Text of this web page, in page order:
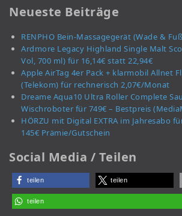
Neueste Beiträge
RENPHO Bein-Massagegerät (Wade &
Ardmore Legacy Highland Single Malt
Vol, 700 ml) für 16,14€ statt 22,94€
Apple AirTag 4er Pack + klarmobil Allnet
(Telekom) für rechnerisch 2,07€/Monat
Dreame Aqua10 Ultra Roller Complete
Wischroboter für 749€ – Bestpreis
HÖRZU mit Digital EXTRA im Jahresabo
145€ Prämie/Gutschein
Social Media / Teilen
teilen teilen
teilen